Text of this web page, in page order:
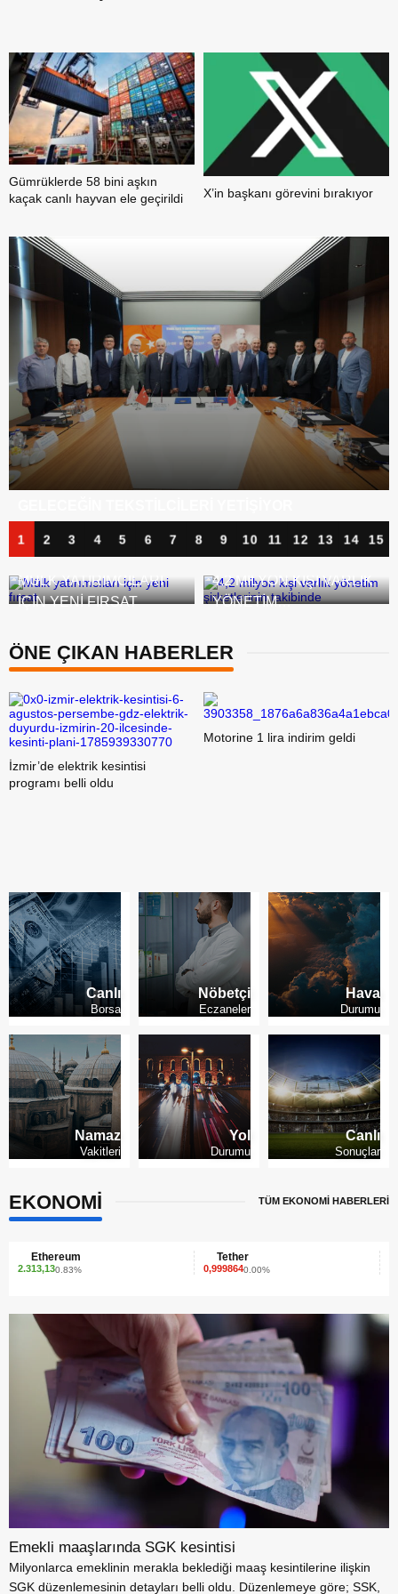
Gümrüklerde 58 bini aşkın
kaçak canlı hayvan ele geçirildi
X’in başkanı görevini bırakıyor
BANKA KÂRLARI ZIRVEDE, KREDI BORÇLARI
1 2 3 4 5 6 7 8 9 10 11 12 13 14 15
MÜLK YATIRIMCILARI
IÇIN YENI FIRSAT
4,2 MILYON KIŞI VARLIK
YÖNETIM
TAKIBINDE
ÖNE ÇIKAN HABERLER
Motorine 1 lira indirim geldi
Canlı
Borsa
Nöbetçi
Eczaneler
Hava
Durumu
Namaz
Vakitleri
Yol
Durumu
Canlı
Sonuçlar
EKONOMİ TÜM EKONOMİ HABERLERİ
Emekli maaşlarında SGK kesintisi
Milyonlarca emeklinin merakla beklediği maaş kesintilerine ilişkin
SGK düzenlemesinin detayları belli oldu. Düzenlemeye göre; SSK,